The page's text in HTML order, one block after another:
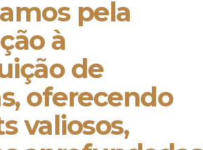
pela
à
de
oferecendo
valiosos,